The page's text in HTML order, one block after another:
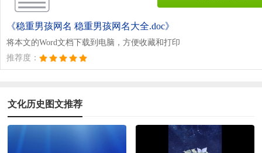
《稳重男孩网名 稳重男孩网名大全.doc》
将本文的Word文档下载到电脑，方便收藏和打印
推荐度：
文化历史图文推荐